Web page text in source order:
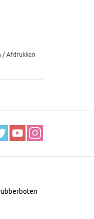
/ Afdrukken